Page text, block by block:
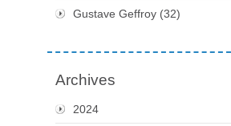
Gustave Geffroy (32)
Archives
2024